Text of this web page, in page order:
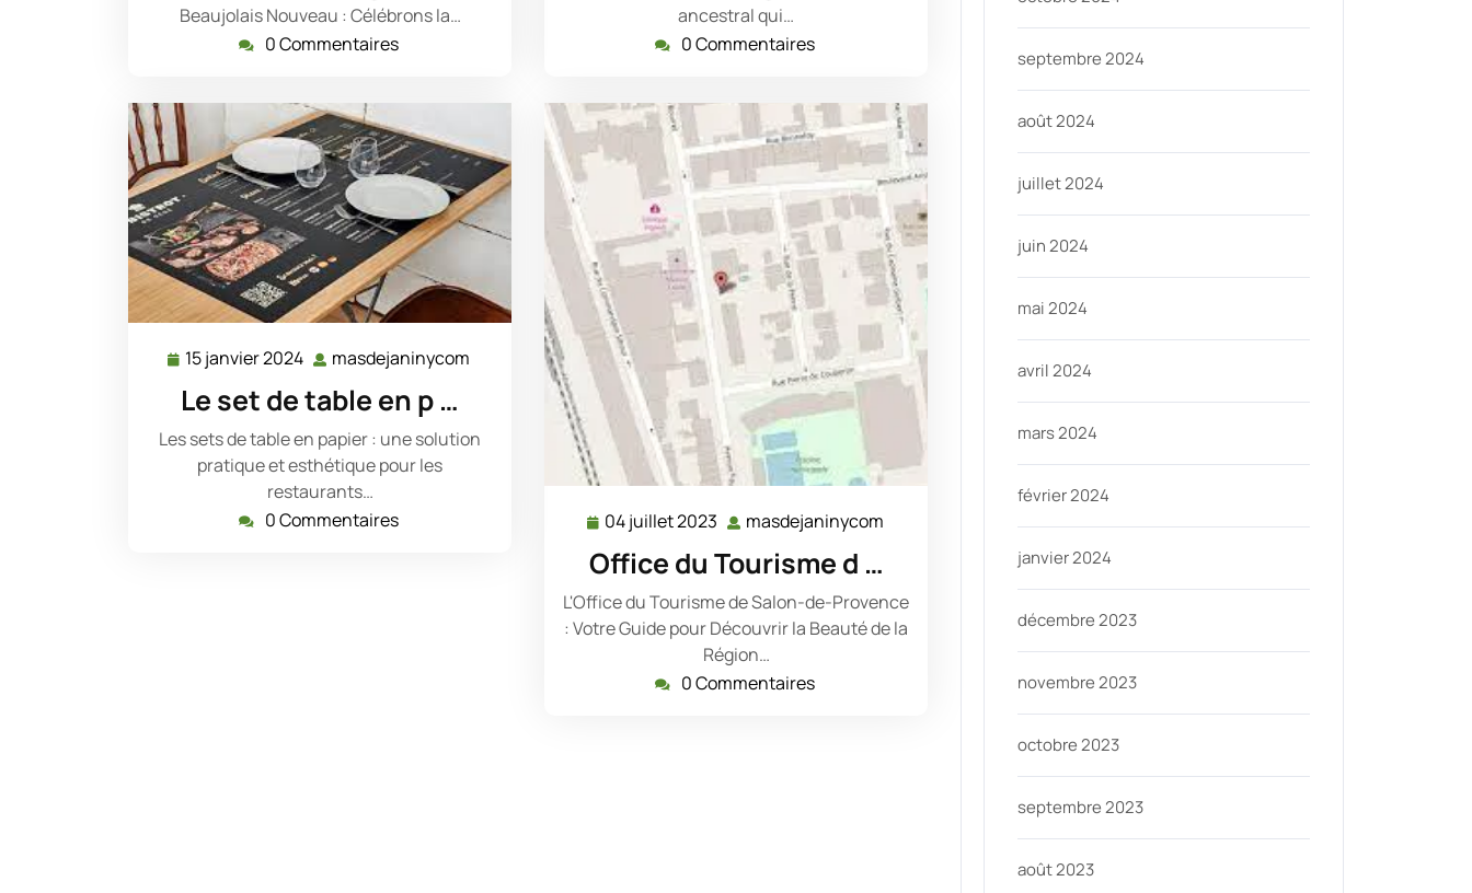
Beaujolais Nouveau : Célébrons la…
0 Commentaires
ancestral qui…
0 Commentaires
15 janvier 2024 15
janvier
2024
masdejaninycom masdejaninycom
Le set de table en p …
Les sets de table en papier : une solution
pratique et esthétique pour les
restaurants…
0 Commentaires
04 juillet 2023 04
juillet
2023
masdejaninycom masdejaninycom
Office du Tourisme d …
L'Office du Tourisme de Salon-de-Provence
: Votre Guide pour Découvrir la Beauté de la
Région…
0 Commentaires
septembre 2024
août 2024
juillet 2024
juin 2024
mai 2024
avril 2024
mars 2024
février 2024
janvier 2024
décembre 2023
novembre 2023
octobre 2023
septembre 2023
août 2023